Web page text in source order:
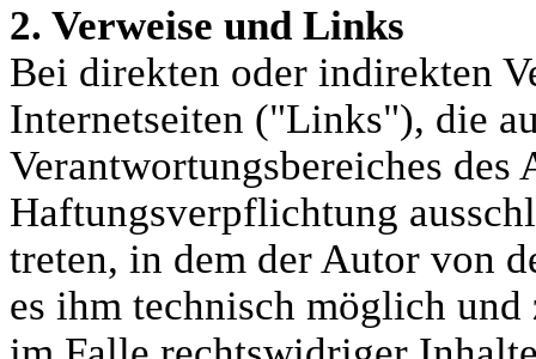
2. Verweise und Links
Bei direkten oder indirekten
Internetseiten ("Links"), die
Verantwortungsbereiches
Haftungsverpflichtung
treten, in dem der Autor von
es ihm technisch möglich